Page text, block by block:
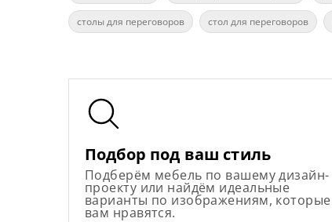
столы для переговоров стол для переговоров
Подбор под ваш стиль
Подберём мебель по вашему дизайн-
проекту или найдём идеальные
варианты по изображениям, которые
вам нравятся.